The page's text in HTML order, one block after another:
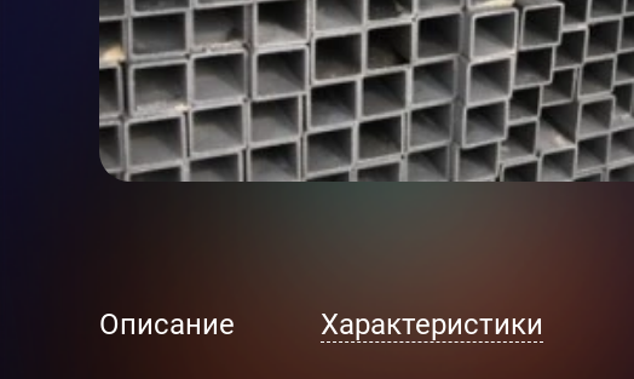
Описание Характеристики